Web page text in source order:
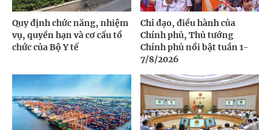
Quy định chức năng, nhiệm
vụ, quyền hạn và cơ cấu tổ
chức của Bộ Y tế
Chỉ đạo, điều hành của
Chính phủ, Thủ tướng
Chính phủ nổi bật tuần 1-
7/8/2026